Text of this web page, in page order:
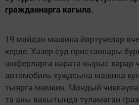
гражданнарга кагыла.
19 майдан машина йөртүчеләр
керде. Хәзер суд приставлары
шоферларга карата кырыс карар
автомобиль хуҗасына машина
тыярга мөмкин. Мондый
та аны вакытында түләмәгән